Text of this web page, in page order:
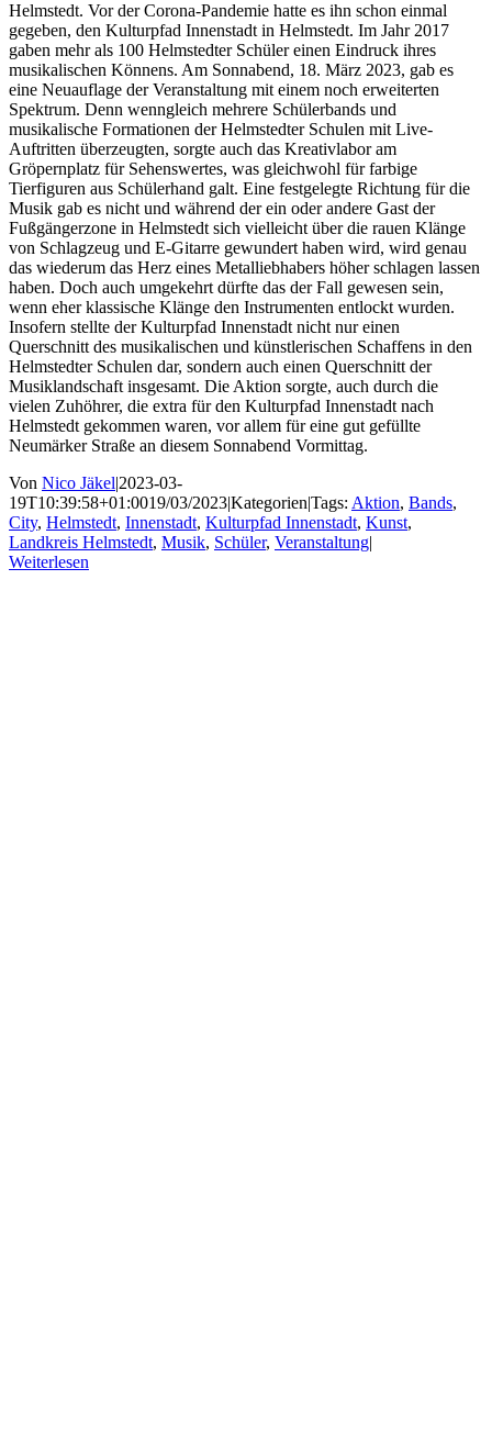
Helmstedt. Vor der Corona-Pandemie hatte es ihn schon einmal
gegeben, den Kulturpfad Innenstadt in Helmstedt. Im Jahr 2017
gaben mehr als 100 Helmstedter Schüler einen Eindruck ihres
musikalischen Könnens. Am Sonnabend, 18. März 2023, gab es
eine Neuauflage der Veranstaltung mit einem noch erweiterten
Spektrum. Denn wenngleich mehrere Schülerbands und
musikalische Formationen der Helmstedter Schulen mit Live-
Auftritten überzeugten, sorgte auch das Kreativlabor am
Gröpernplatz für Sehenswertes, was gleichwohl für farbige
Tierfiguren aus Schülerhand galt. Eine festgelegte Richtung für die
Musik gab es nicht und während der ein oder andere Gast der
Fußgängerzone in Helmstedt sich vielleicht über die rauen Klänge
von Schlagzeug und E-Gitarre gewundert haben wird, wird genau
das wiederum das Herz eines Metalliebhabers höher schlagen lassen
haben. Doch auch umgekehrt dürfte das der Fall gewesen sein,
wenn eher klassische Klänge den Instrumenten entlockt wurden.
Insofern stellte der Kulturpfad Innenstadt nicht nur einen
Querschnitt des musikalischen und künstlerischen Schaffens in den
Helmstedter Schulen dar, sondern auch einen Querschnitt der
Musiklandschaft insgesamt. Die Aktion sorgte, auch durch die
vielen Zuhöhrer, die extra für den Kulturpfad Innenstadt nach
Helmstedt gekommen waren, vor allem für eine gut gefüllte
Neumärker Straße an diesem Sonnabend Vormittag.
Von Nico Jäkel|2023-03-
19T10:39:58+01:0019/03/2023|Kategorien|Tags: Aktion, Bands,
City, Helmstedt, Innenstadt, Kulturpfad Innenstadt, Kunst,
Landkreis Helmstedt, Musik, Schüler, Veranstaltung|
Weiterlesen